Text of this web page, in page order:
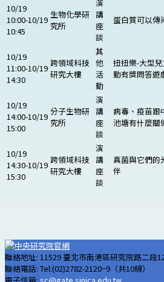
10/19
10:00-10/19
10:45
生物化學研
究所
演
講
座
談
蛋白質可以傳
10/19
11:00-10/19
14:30
跨領域科技
研究大樓
其
他
活
動
扭扭樂-大型
動有獎問答遊
10/19
14:00-10/19
15:00
分子生物研
究所
演
講
座
談
病毒、疫苗跟
池塘有什麼關
10/19
14:30-10/19
15:30
跨領域科技
研究大樓
演
講
座
談
真菌與它們的
伴
聯絡地址: 11529 臺北市南港區研究院路二段
聯絡電話: Tel:(02)2782-2120~9（共10線）
電子信箱: sc@gate.sinica.edu.tw